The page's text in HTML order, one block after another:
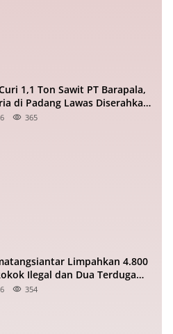
1,1 Ton Sawit PT Barapala,
di Padang Lawas Diserahkan
365
Limpahkan 4.800
Ilegal dan Dua Terduga
Cukai
354